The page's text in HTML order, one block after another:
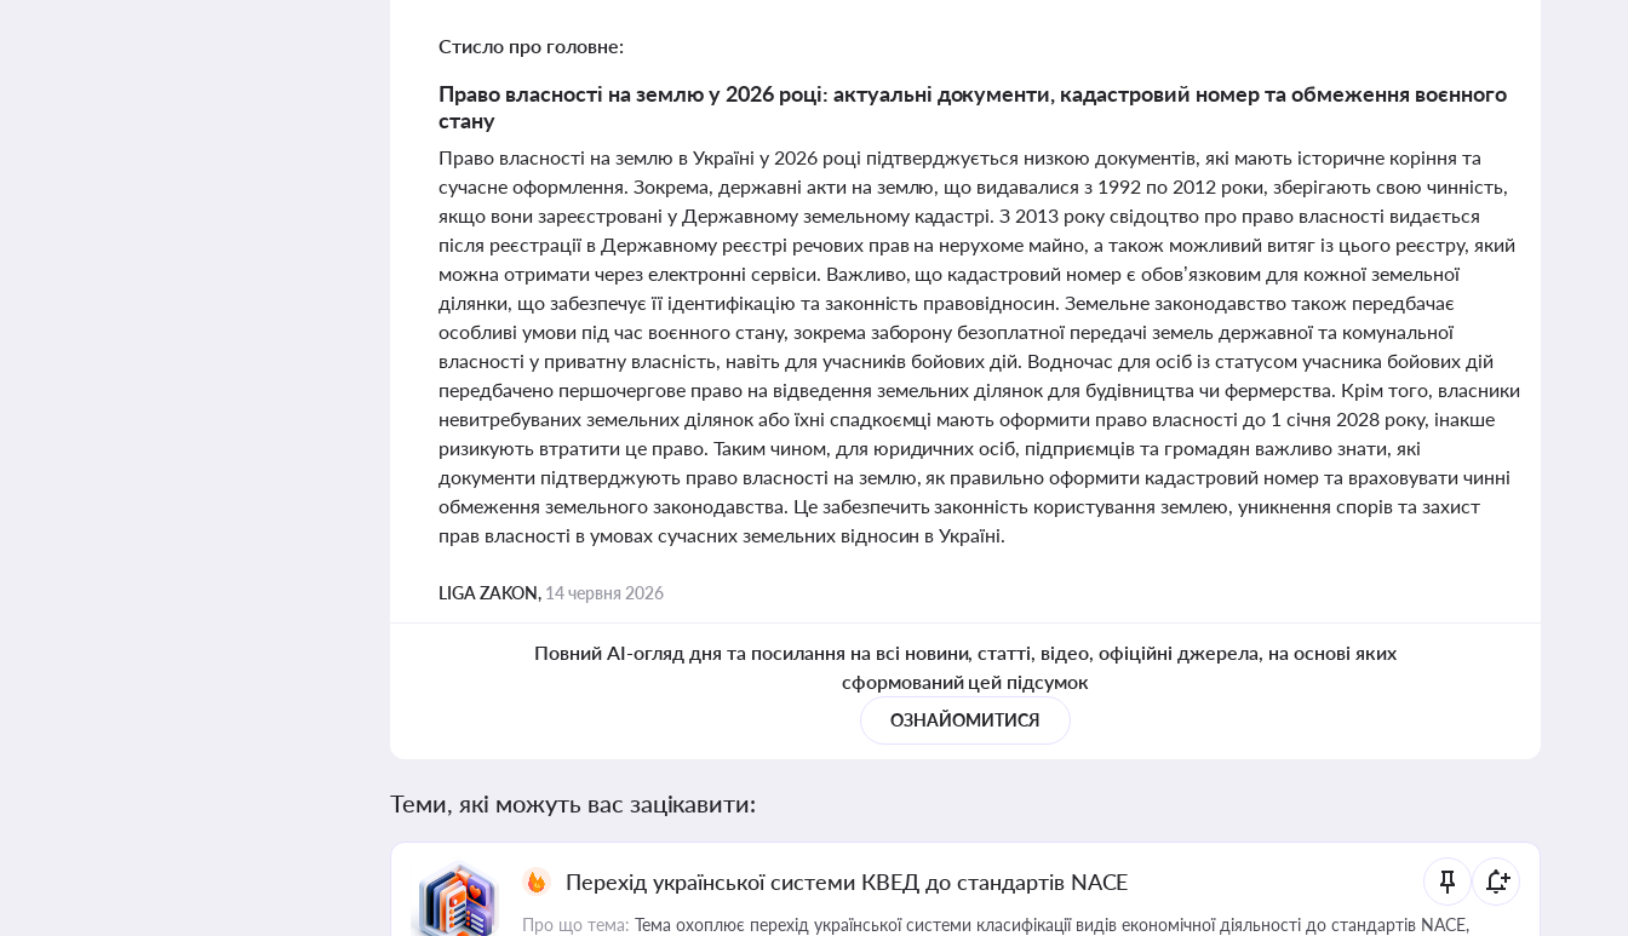
Стисло про головне:
Право власності на землю у 2026 році: актуальні документи, кадастровий номер та обмеження воєнного
стану
Право власності на землю в Україні у 2026 році підтверджується низкою документів, які мають історичне коріння та
сучасне оформлення. Зокрема, державні акти на землю, що видавалися з 1992 по 2012 роки, зберігають свою чинність,
якщо вони зареєстровані у Державному земельному кадастрі. З 2013 року свідоцтво про право власності видається
після реєстрації в Державному реєстрі речових прав на нерухоме майно, а також можливий витяг із цього реєстру, який
можна отримати через електронні сервіси. Важливо, що кадастровий номер є обов’язковим для кожної земельної
ділянки, що забезпечує її ідентифікацію та законність правовідносин. Земельне законодавство також передбачає
особливі умови під час воєнного стану, зокрема заборону безоплатної передачі земель державної та комунальної
власності у приватну власність, навіть для учасників бойових дій. Водночас для осіб із статусом учасника бойових дій
передбачено першочергове право на відведення земельних ділянок для будівництва чи фермерства. Крім того, власники
невитребуваних земельних ділянок або їхні спадкоємці мають оформити право власності до 1 січня 2028 року, інакше
ризикують втратити це право. Таким чином, для юридичних осіб, підприємців та громадян важливо знати, які
документи підтверджують право власності на землю, як правильно оформити кадастровий номер та враховувати чинні
обмеження земельного законодавства. Це забезпечить законність користування землею, уникнення спорів та захист
прав власності в умовах сучасних земельних відносин в Україні.
LIGA ZAKON, 14 червня 2026
Повний AI-огляд дня та посилання на всі новини, статті, відео, офіційні джерела, на основі яких
сформований цей підсумок
ОЗНАЙОМИТИСЯ
Теми, які можуть вас зацікавити:
Перехід української системи КВЕД до стандартів NACE
Про що тема: Тема охоплює перехід української системи класифікації видів економічної діяльності до стандартів NACE,